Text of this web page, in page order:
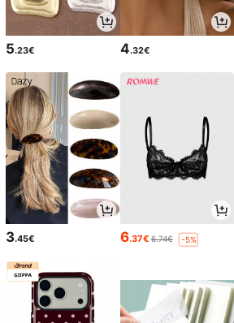
5.23€ 4.32€
3.45€ 6.37€ 6.74€ -5%